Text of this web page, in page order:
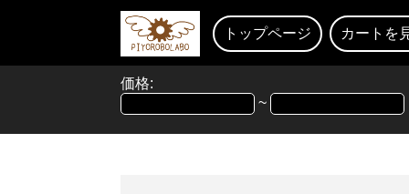
トップページ カートを
価格:
~